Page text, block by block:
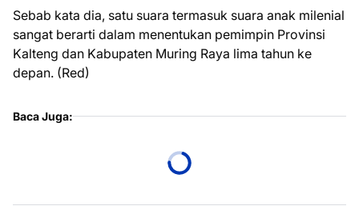
Sebab kata dia, satu suara termasuk suara anak milenial
sangat berarti dalam menentukan pemimpin Provinsi
Kalteng dan Kabupaten Muring Raya lima tahun ke
depan. (Red)
Baca Juga: